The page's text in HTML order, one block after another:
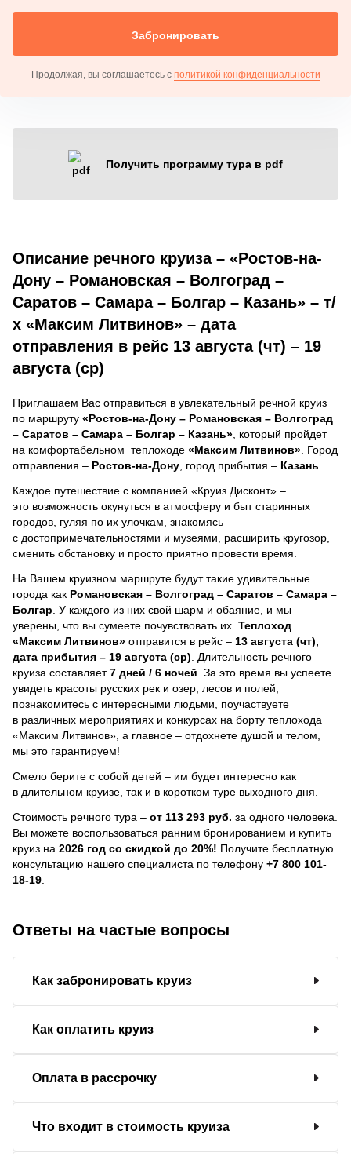
Забронировать
Продолжая, вы соглашаетесь с политикой конфиденциальности
Получить программу тура в pdf
Описание речного круиза – «Ростов-на-
Дону – Романовская – Волгоград –
Саратов – Самара – Болгар – Казань» – т/
х «Максим Литвинов» – дата
отправления в рейс 13 августа (чт) – 19
августа (ср)
Приглашаем Вас отправиться в увлекательный речной круиз
по маршруту «Ростов-на-Дону – Романовская – Волгоград
– Саратов – Самара – Болгар – Казань» , который пройдет
на комфортабельном теплоходе «Максим Литвинов» . Город
отправления – Ростов-на-Дону , город прибытия – Казань
Каждое путешествие с компанией «Круиз Дисконт» –
это возможность окунуться в атмосферу и быт старинных
городов, гуляя по их улочкам, знакомясь
с достопримечательностями и музеями, расширить кругозор,
сменить обстановку и просто приятно провести время.
На Вашем круизном маршруте будут такие удивительные
города как Романовская – Волгоград – Саратов – Самара –
Болгар . У каждого из них свой шарм и обаяние, и мы
уверены, что вы сумеете почувствовать их. Теплоход
«Максим Литвинов» отправится в рейс – 13 августа (чт),
дата прибытия – 19 августа (ср) . Длительность речного
круиза составляет7 дней / 6 ночей За это время вы успеете
увидеть красоты русских рек и озер, лесов и полей,
познакомитесь с интересными людьми, поучаствуете
в различных мероприятиях и конкурсах на борту теплохода
«Максим Литвинов», а главное – отдохнете душой и телом,
мы это гарантируем!
Смело берите с собой детей – им будет интересно как
в длительном круизе, так и в коротком туре выходного дня.
Стоимость речного тура – от 113 293 руб. за одного человека.
Вы можете воспользоваться ранним бронированием и купить
круиз на 2026 год со скидкой до 20%! Получите бесплатную
консультацию нашего специалиста по телефону +7 800 101-
18-19
Ответы на частые вопросы
Как забронировать круиз
Как оплатить круиз
Оплата в рассрочку
Что входит в стоимость круиза